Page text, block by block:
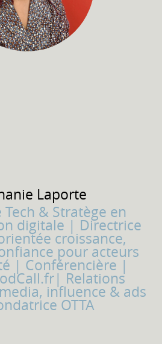
Laporte
Tech & Stratège en
digitale | Directrice
croissance,
pour acteurs
| Conférencière |
Relations
influence & ads
OTTA